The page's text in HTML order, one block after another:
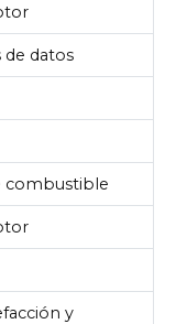
de datos
combustible
y